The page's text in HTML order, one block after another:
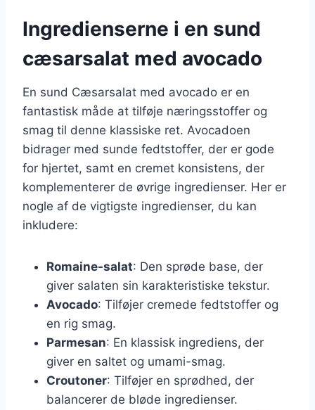
Ingredienserne i en sund
cæsarsalat med avocado
En sund Cæsarsalat med avocado er en
fantastisk måde at tilføje næringsstoffer og
smag til denne klassiske ret. Avocadoen
bidrager med sunde fedtstoffer, der er gode
for hjertet, samt en cremet konsistens, der
komplementerer de øvrige ingredienser. Her er
nogle af de vigtigste ingredienser, du kan
inkludere:
Romaine-salat: Den sprøde base, der
giver salaten sin karakteristiske tekstur.
Avocado: Tilføjer cremede fedtstoffer og
en rig smag.
Parmesan: En klassisk ingrediens, der
giver en saltet og umami-smag.
Croutoner: Tilføjer en sprødhed, der
balancerer de bløde ingredienser.